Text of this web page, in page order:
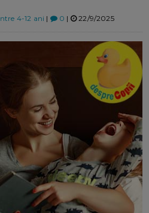
4-12 ani | 0 | 22/9/2025